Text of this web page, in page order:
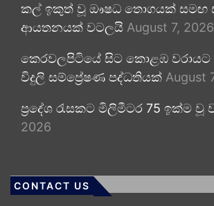
කල් ඉකුත් වූ ඖෂධ තොගයක් සමඟ
ආයතනයක් වටලයි August 7, 2026
කෙරවලපිටියේ සිට කොළඹ
විදුලි සම්ප්‍රේෂණ පද්ධතියක් August
ප්‍රදේශ රැසකට මිලිමීටර 75 ඉක්ම වූ
2026
CONTACT US